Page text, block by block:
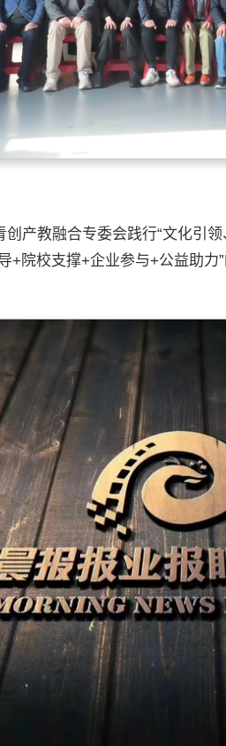
创产教融合专委会践行“文化引
+院校支撑+企业参与+公益助